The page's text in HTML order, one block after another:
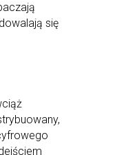
się